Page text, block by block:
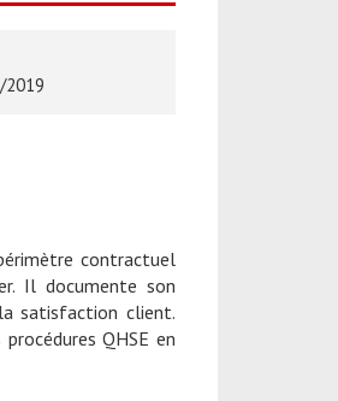
2019
contractuel
Il documente son
satisfaction client.
QHSE en